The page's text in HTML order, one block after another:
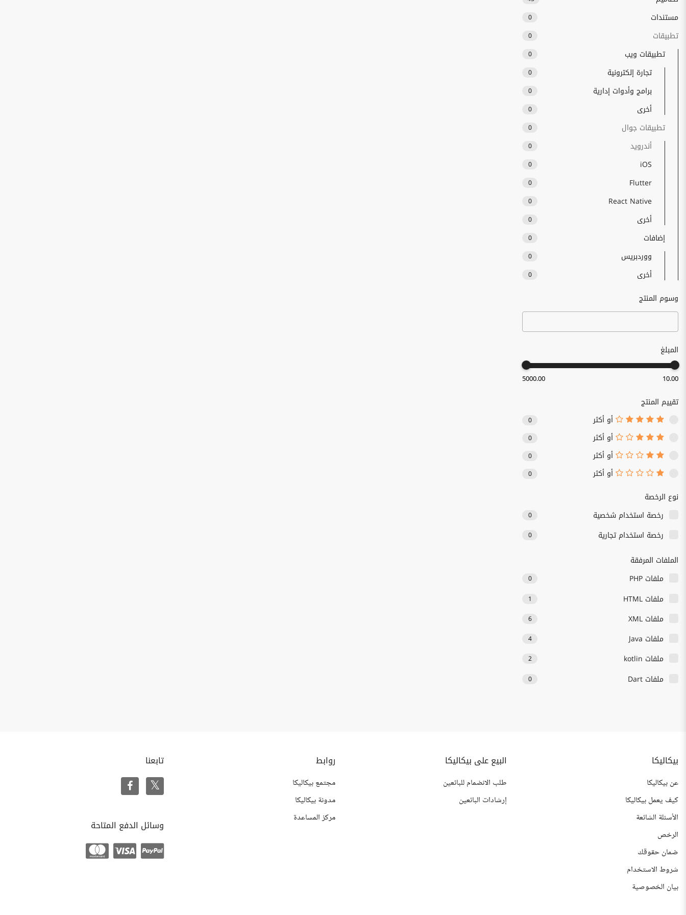
مستندات 0
تطبيقات 0
تطبيقات ويب 0
تجارة إلكترونية 0
برامج وأدوات إدارية 0
أخرى 0
تطبيقات جوال 0
أندرويد 0
iOS
0
Flutter
0
React Native
0
أخرى 0
إضافات 0
ووردبريس 0
أخرى 0
وسوم المنتج
المبلغ
10.00
5000.00
تقييم المنتج
أو أكثر
0
أو أكثر 0
أو أكثر 0
أو أكثر 0
نوع الرخصة
رخصة استخدام شخصية
0
رخصة استخدام تجارية 0
الملفات المرفقة
ملفات PHP
0
ملفات HTML 1
ملفات XML 6
ملفات Java 4
ملفات kotlin 2
ملفات Dart 0
بيكاليكا
عن بيكاليكا
كيف يعمل بيكاليكا
الأسئلة الشائعة
الرخص
ضمان حقوقك
شروط الاستخدام
بيان الخصوصية
البيع على بيكاليكا
طلب الانضمام للبائعين
إرشادات البائعين
روابط
مجتمع بيكاليكا
مدونة بيكاليكا
مركز المساعدة
تابعنا
وسائل الدفع المتاحة